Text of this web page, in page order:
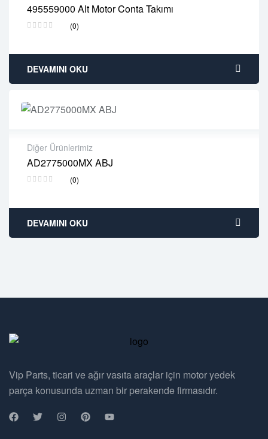
495559000 Alt Motor Conta Takımı
(0)
2 years warranty
Delivery time: 1-2 business days
DEVAMINI OKU
Diğer Ürünlerimiz
AD2775000MX ABJ
(0)
2 years warranty
Delivery time: 1-2 business days
DEVAMINI OKU
Vip Parts, ticari ve ağır vasıta araçlar için motor yedek
parça konusunda uzman bir perakende firmasıdır.